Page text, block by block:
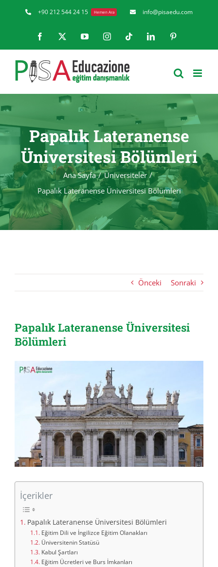
+90 212 544 24 15 Hemen Ara info@pisaedu.com
Facebook YouTubeInstagramTiktok LinkedIn
Papalık Lateranense
Üniversitesi Bölümleri
Ana Sayfa
Üniversiteler
Papalık Lateranense Üniversitesi Bölümleri
Önceki Sonraki
Papalık Lateranense Üniversitesi
Bölümleri
View
İçerikler
Papalık Lateranense Üniversitesi Bölümleri
Eğitim Dili ve İngilizce Eğitim Olanakları
Üniversitenin Statüsü
Kabul Şartları
Eğitim Ücretleri ve Burs İmkanları